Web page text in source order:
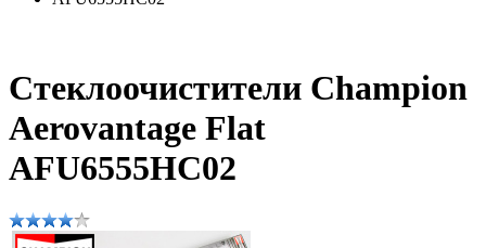
Стеклоочистители Champion
Aerovantage Flat
AFU6555HC02